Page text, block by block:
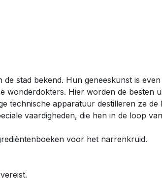
stad bekend. Hun geneeskunst is
Hier worden de besten
technische apparatuur destilleren ze
vaardigheden, die hen in de loop
voor het narrenkruid.